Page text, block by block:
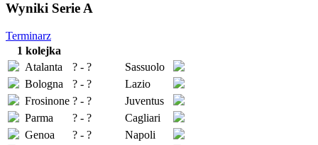
Wyniki Serie A
Terminarz
1 kolejka
Atalanta
? - ?
Sassuolo
Bologna
? - ?
Lazio
Frosinone ? - ?
Juventus
Parma
? - ?
Cagliari
Genoa
? - ?
Napoli